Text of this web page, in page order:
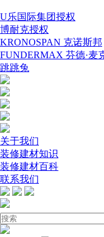
U乐国际集团授权
博耐克授权
KRONOSPAN 克诺斯邦
FUNDERMAX 芬德·麦
跳跳兔
关于我们
装修建材知识
装修建材百科
联系我们